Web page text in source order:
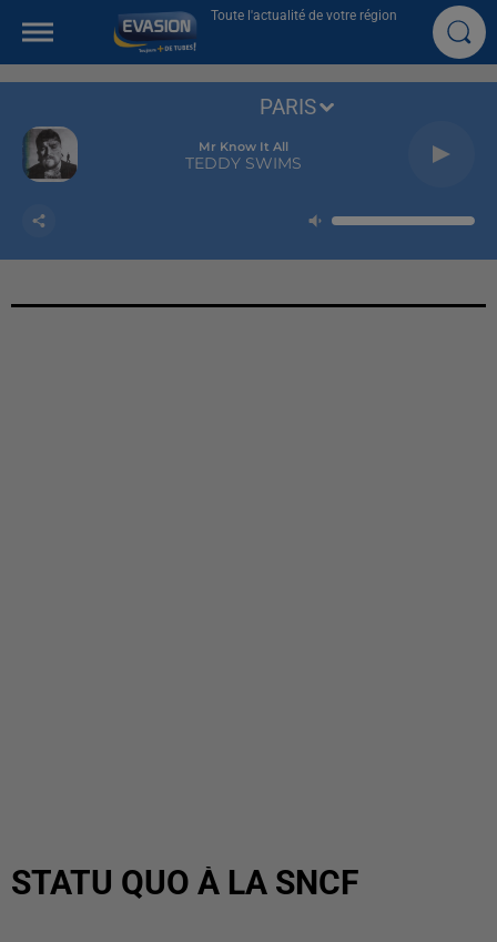
Toute l'actualité de votre région
Mr Know It All
TEDDY SWIMS
PARIS
STATU QUO À LA SNCF